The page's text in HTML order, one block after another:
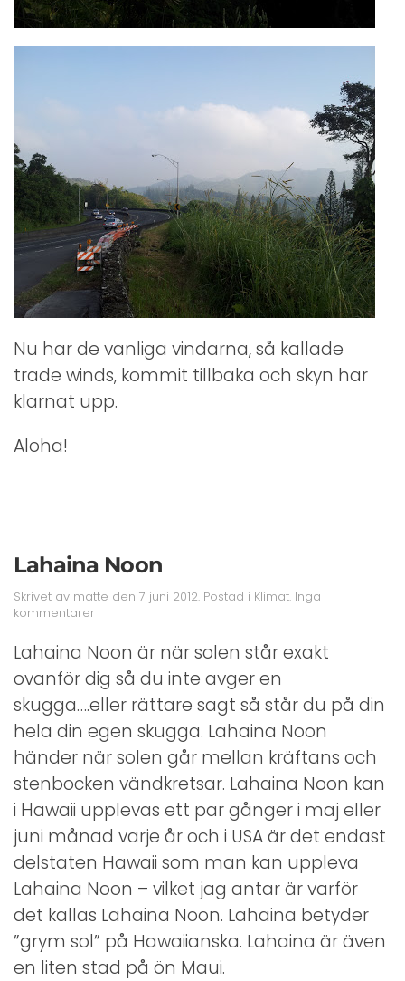
Nu har de vanliga vindarna, så kallade
trade winds, kommit tillbaka och skyn har
klarnat upp.
Aloha!
Lahaina Noon
Skrivet av matte den 7 juni 2012. Postad i Klimat. Inga
kommentarertill
Noon
Lahaina Noon är när solen står exakt
ovanför dig så du inte avger en
skugga….eller rättare sagt så står du på din
hela din egen skugga. Lahaina Noon
händer när solen går mellan kräftans och
stenbocken vändkretsar. Lahaina Noon kan
i Hawaii upplevas ett par gånger i maj eller
juni månad varje år och i USA är det endast
delstaten Hawaii som man kan uppleva
Lahaina Noon – vilket jag antar är varför
det kallas Lahaina Noon. Lahaina betyder
”grym sol” på Hawaiianska. Lahaina är även
en liten stad på ön Maui.